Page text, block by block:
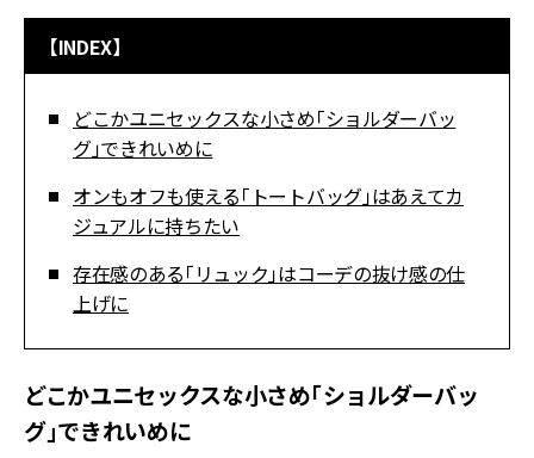
【INDEX】
どこかユニセックスな小さめ「ショルダーバッ
グ」できれいめに
オンもオフも使える「トートバッグ」はあえてカ
ジュアルに持ちたい
存在感のある「リュック」はコーデの抜け感の仕
上げに
どこかユニセックスな小さめ「ショルダーバッ
グ」できれいめに